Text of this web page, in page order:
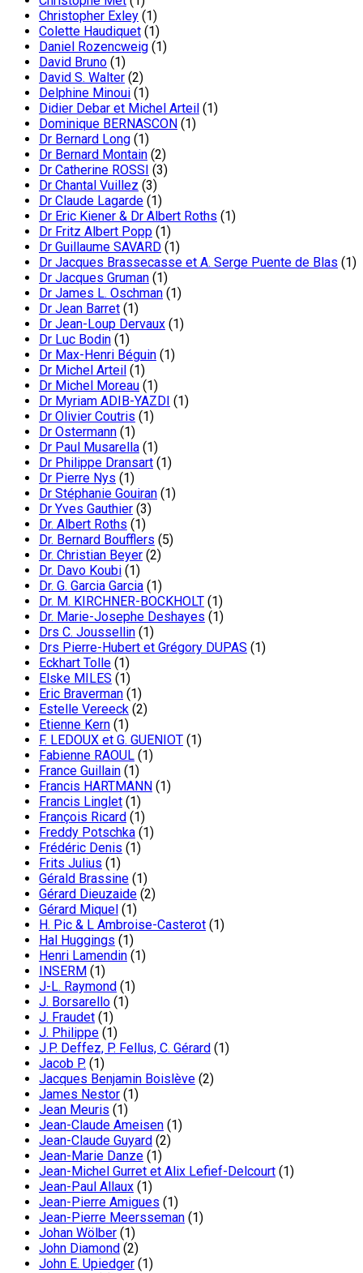
Christopher Exley (1)
Colette Haudiquet (1)
Daniel Rozencweig (1)
David Bruno (1)
David S. Walter (2)
Delphine Minoui (1)
Didier Debar et Michel Arteil (1)
Dominique BERNASCON (1)
Dr Bernard Long (1)
Dr Bernard Montain (2)
Dr Catherine ROSSI (3)
Dr Chantal Vuillez (3)
Dr Claude Lagarde (1)
Dr Eric Kiener & Dr Albert Roths (1)
Dr Fritz Albert Popp (1)
Dr Guillaume SAVARD (1)
Dr Jacques Brassecasse et A. Serge Puente de Blas (1)
Dr Jacques Gruman (1)
Dr James L. Oschman (1)
Dr Jean Barret (1)
Dr Jean-Loup Dervaux (1)
Dr Luc Bodin (1)
Dr Max-Henri Béguin (1)
Dr Michel Arteil (1)
Dr Michel Moreau (1)
Dr Myriam ADIB-YAZDI (1)
Dr Olivier Coutris (1)
Dr Ostermann (1)
Dr Paul Musarella (1)
Dr Philippe Dransart (1)
Dr Pierre Nys (1)
Dr Stéphanie Gouiran (1)
Dr Yves Gauthier (3)
Dr. Albert Roths (1)
Dr. Bernard Boufflers (5)
Dr. Christian Beyer (2)
Dr. Davo Koubi (1)
Dr. G. Garcia Garcia (1)
Dr. M. KIRCHNER-BOCKHOLT (1)
Dr. Marie-Josephe Deshayes (1)
Drs C. Joussellin (1)
Drs Pierre-Hubert et Grégory DUPAS (1)
Eckhart Tolle (1)
Elske MILES (1)
Eric Braverman (1)
Estelle Vereeck (2)
Etienne Kern (1)
F. LEDOUX et G. GUENIOT (1)
Fabienne RAOUL (1)
France Guillain (1)
Francis HARTMANN (1)
Francis Linglet (1)
François Ricard (1)
Freddy Potschka (1)
Frédéric Denis (1)
Frits Julius (1)
Gérald Brassine (1)
Gérard Dieuzaide (2)
Gérard Miquel (1)
H. Pic & L Ambroise-Casterot (1)
Hal Huggings (1)
Henri Lamendin (1)
INSERM (1)
J-L. Raymond (1)
J. Borsarello (1)
J. Fraudet (1)
J. Philippe (1)
J.P. Deffez, P. Fellus, C. Gérard (1)
Jacob P. (1)
Jacques Benjamin Boislève (2)
James Nestor (1)
Jean Meuris (1)
Jean-Claude Ameisen (1)
Jean-Claude Guyard (2)
Jean-Marie Danze (1)
Jean-Michel Gurret et Alix Lefief-Delcourt (1)
Jean-Paul Allaux (1)
Jean-Pierre Amigues (1)
Jean-Pierre Meersseman (1)
Johan Wölber (1)
John Diamond (2)
John E. Upiedger (1)